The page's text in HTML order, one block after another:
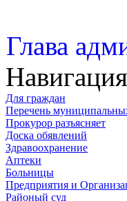
Глава
Навигация
Для граждан
Перечень
Прокурор разъясняет
Доска обявлений
Здравоохранение
Аптеки
Больницы
Предприятия и
Районый суд